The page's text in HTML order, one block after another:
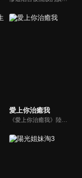
愛上你治癒我
《愛上你治癒我》陸劇線上看。顏書仁在讀博期間，與學妹孫樹相戀。後因雙方家庭變故，兩人分手。多年後重逢，書仁本想修復關係，起初孫樹反應冷淡，後來書仁意外得知母親8年前因車禍去世，陷入嚴重自責甚至對自己的職業成就產生了懷疑，在孫樹的努力下，顏書仁逐漸康復，兩人決定重回日本留學地…